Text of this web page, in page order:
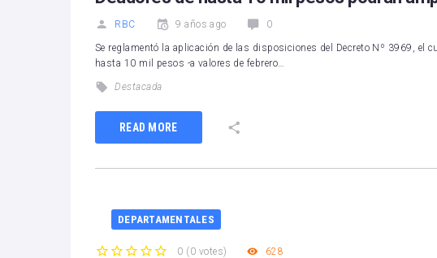
RBC 9 años ago 0
Se reglamentó la aplicación de las disposiciones del Decreto Nº 3969, el
hasta 10 mil pesos -a valores de febrero…
Destacada
READ MORE
DEPARTAMENTALES
0 ( 0 votes) 628